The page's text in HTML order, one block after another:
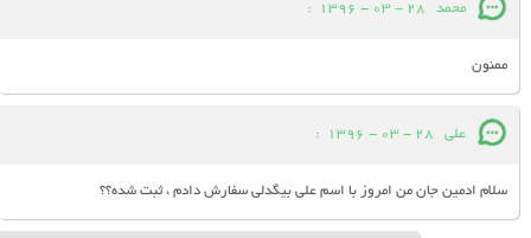
محمد 28 - 03 - 1396
:
ممنون
علی 28 - 03 - 1396
:
سلام ادمین جان من امروز با اسم علی بیگدلی سفارش دادم ، ثبت شده؟؟